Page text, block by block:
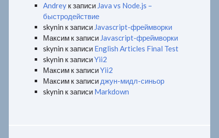
Andrey к записи Java vs Node.js –
быстродействие
skynin к записи Javascript-фреймворки
Максим к записи Javascript-фреймворки
skynin к записи English Articles Final Test
skynin к записиYii2
Максим к записиYii2
Максим к записи джун-мидл-синьор
skynin к записи Markdown